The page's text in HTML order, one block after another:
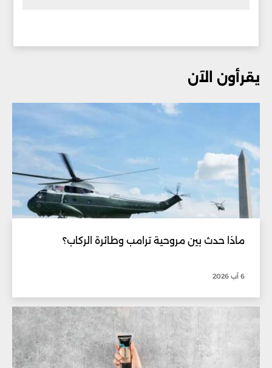
يقرأون الآن
ماذا حدث بين مروحية ترامب وطائرة الركاب؟
6 آب 2026